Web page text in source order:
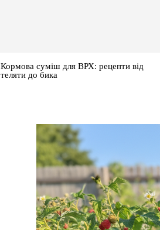
Кормова суміш для ВРХ: рецепти від
теляти до бика